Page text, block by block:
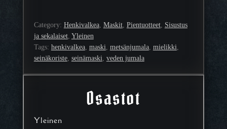
Osastot
Yleinen
Category: Henkivalkea, Maskit, Pientuotteet, Sisustus
ja sekalaiset, Yleinen
Tags: henkivalkea, maski, metsänjumala, mielikki
seinäkoriste, seinämaski, veden jumala